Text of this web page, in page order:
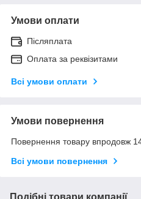
Умови оплати
Післяплата
Оплата за реквізитами
Всі умови оплати
Умови повернення
Повернення товару впродовж
Всі умови повернення
Подібні товари компанії